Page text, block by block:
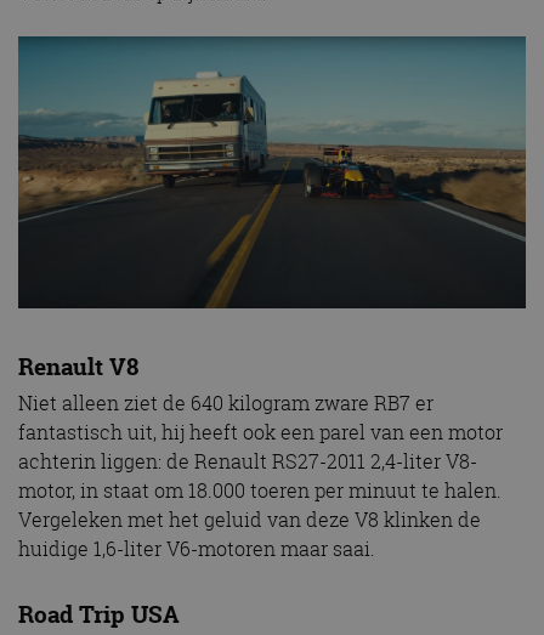
Renault V8
Niet alleen ziet de 640 kilogram zware RB7 er
fantastisch uit, hij heeft ook een parel van een motor
achterin liggen: de Renault RS27-2011 2,4-liter V8-
motor, in staat om 18.000 toeren per minuut te halen.
Vergeleken met het geluid van deze V8 klinken de
huidige 1,6-liter V6-motoren maar saai.
Road Trip USA